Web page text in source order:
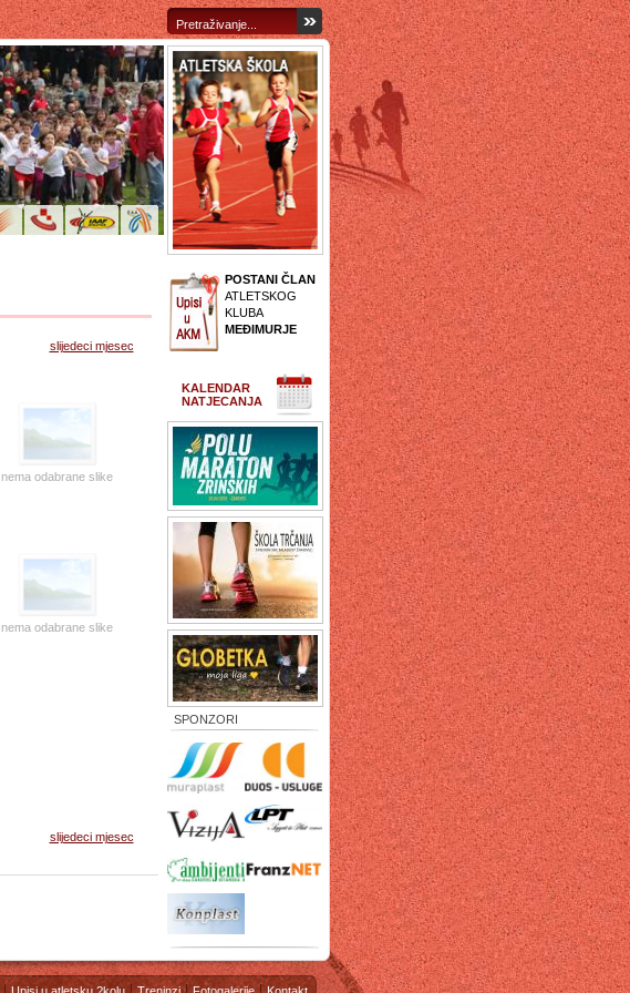
POSTANI ČLAN
ATLETSKOG
KLUBA
MEĐIMURJE
KALENDAR
NATJECANJA
SPONZORI
slijedeci mjesec
nema odabrane slike
nema odabrane slike
slijedeci mjesec